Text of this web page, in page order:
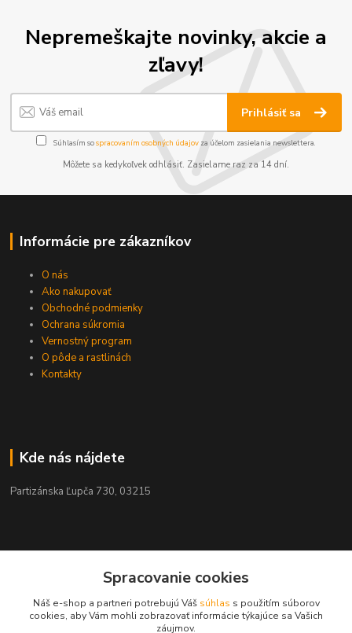
Nepremeškajte novinky, akcie a
zľavy!
Prihlásiť sa
Súhlasím sospracovaním osobných údajov za účelom zasielania newslettera.
Môžete sa kedykoľvek odhlásiť. Zasielame raz za 14 dní.
Informácie pre zákazníkov
O nás
Ako nakupovať
Obchodné podmienky
Ochrana súkromia
Vernostný program
O pôde a rastlinách
Kontakty
Kde nás nájdete
Partizánska Ľupča 730, 03215
+421 911 909 012
Spracovanie cookies
Náš e-shop a partneri potrebujú Váš súhlas s použitím súborov
cookies, aby Vám mohli zobrazovať informácie týkajúce sa Vašich
záujmov.